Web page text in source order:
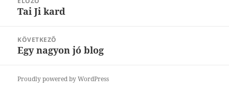
navigáció
Korábbi
Tai Ji kard
KÖVETKEZŐ
Következő
Egy nagyon jó blog
Proudly powered by WordPress